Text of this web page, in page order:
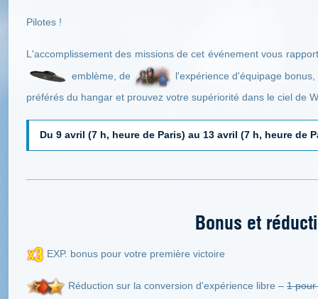
Pilotes !
L'accomplissement des missions de cet événement vous
emblème, de
l'expérience d'équipage
préférés du hangar et prouvez votre supériorité dans le ciel de
Du 9 avril (7 h, heure de Paris) au 13 avril (7 h, heure de
Bonus et
EXP. bonus pour votre première victoire
Réduction sur la conversion d'expérience libre – 1 pour